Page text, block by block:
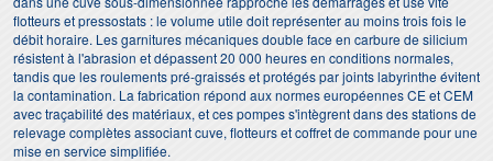
flotteurs et pressostats : le volume utile doit représenter au moins trois fois le
débit horaire. Les garnitures mécaniques double face en carbure de silicium
résistent à l'abrasion et dépassent 20 000 heures en conditions normales,
tandis que les roulements pré-graissés et protégés par joints labyrinthe évitent
la contamination. La fabrication répond aux normes européennes CE et CEM
avec traçabilité des matériaux, et ces pompes s'intègrent dans des stations de
relevage complètes associant cuve, flotteurs et coffret de commande pour une
mise en service simplifiée.